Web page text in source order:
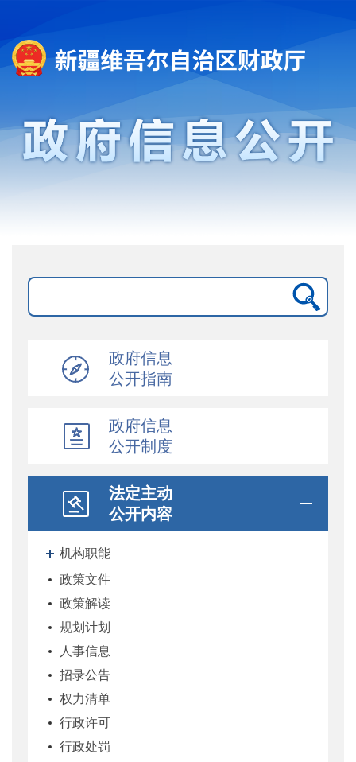
政府信息
公开指南
政府信息
公开制度
法定主动
公开内容
机构职能
政策文件
政策解读
规划计划
人事信息
招录公告
权力清单
行政许可
行政处罚